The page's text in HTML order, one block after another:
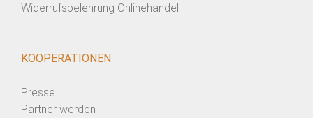
Widerrufsbelehrung Onlinehandel
KOOPERATIONEN
Presse
Partner werden